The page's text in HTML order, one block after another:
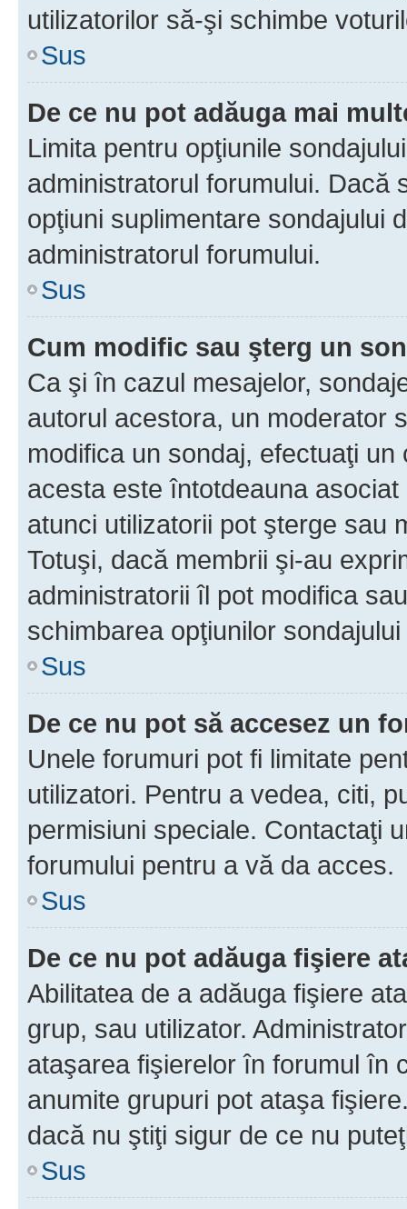
utilizatorilor să-şi schimbe
Sus
De ce nu pot adăuga mai
Limita pentru opţiunile
administratorul forumului. Dacă
opţiuni suplimentare sondajului
administratorul forumului.
Sus
Cum modific sau şterg un
Ca şi în cazul mesajelor,
autorul acestora, un moderator
modifica un sondaj, efectuaţi
acesta este întotdeauna
atunci utilizatorii pot şterge sau
Totuşi, dacă membrii şi-au
administratorii îl pot modifica
schimbarea opţiunilor
Sus
De ce nu pot să accesez un
Unele forumuri pot fi limitate
utilizatori. Pentru a vedea, citi,
permisiuni speciale. Contactaţi
forumului pentru a vă da acces.
Sus
De ce nu pot adăuga fişiere
Abilitatea de a adăuga fişiere
grup, sau utilizator.
ataşarea fişierelor în forumul în
anumite grupuri pot ataşa
dacă nu ştiţi sigur de ce nu
Sus